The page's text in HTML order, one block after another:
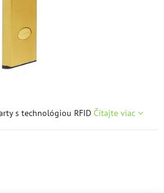
s technológiou RFID Čítajte viac